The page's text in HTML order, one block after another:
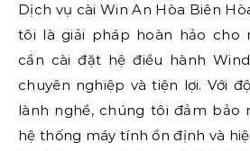
Dịch vụ cài Win An Hòa Biên
tôi là giải pháp hoàn hảo cho
cần cài đặt hệ điều hành
chuyên nghiệp và tiện lợi. Với
lành nghề, chúng tôi đảm bảo
hệ thống máy tính ổn định và